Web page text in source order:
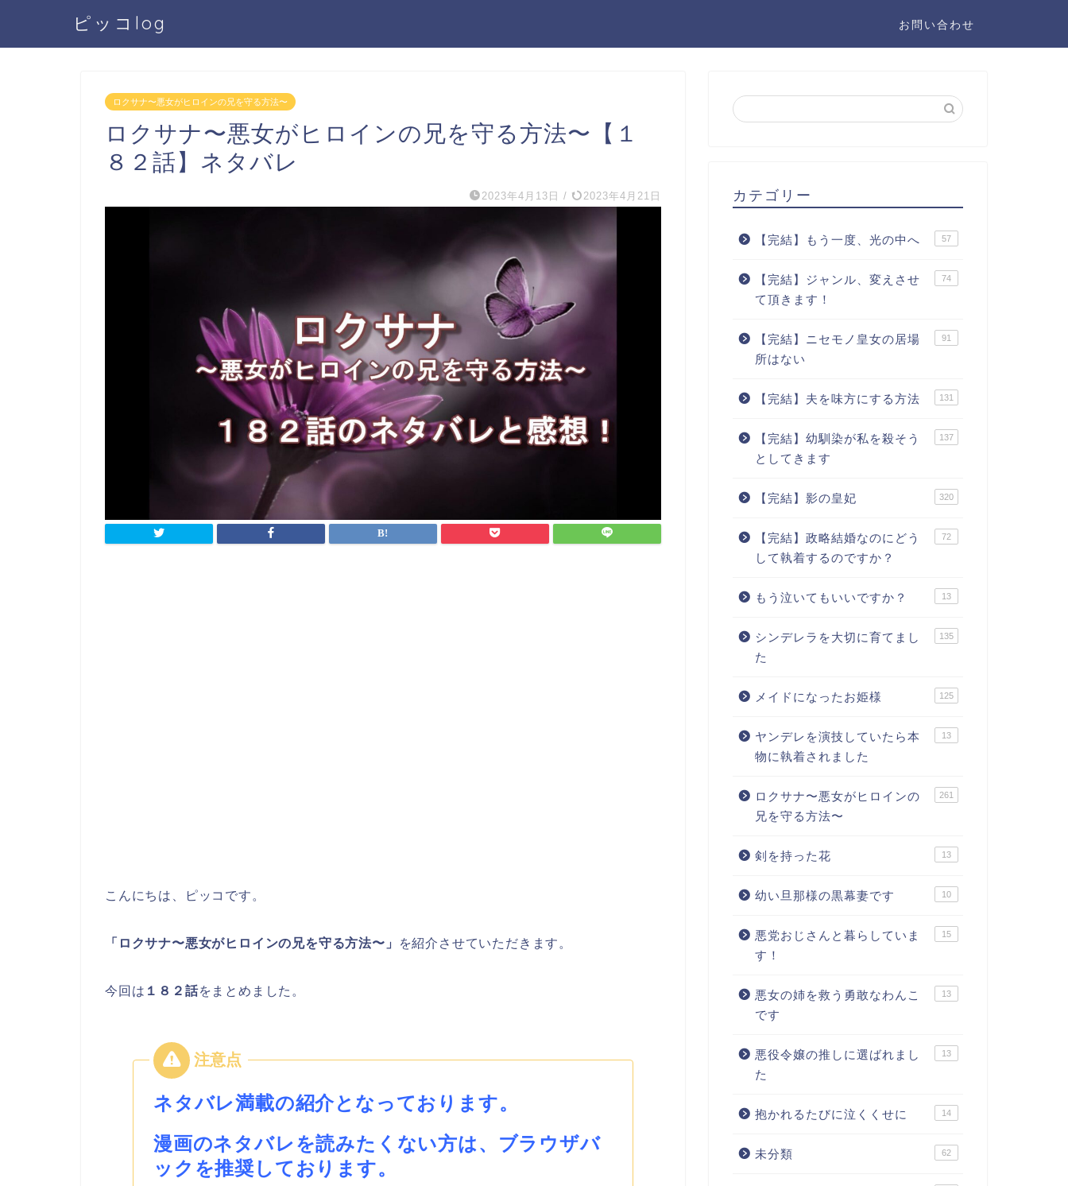
ピッコlog お問い合わせ
ロクサナ〜悪女がヒロインの兄を守る方法〜
ロクサナ〜悪女がヒロインの兄を守る方法〜【１
８２話】ネタバレ
2023年4月13日 / 2023年4月21日
こんにちは、ピッコです。
「ロクサナ〜悪女がヒロインの兄を守る方法〜」 を紹介させていただきます。
今回は １８２ 話をまとめました。
ネタバレ満載の紹介となっております。
漫画のネタバレを読みたくない方は、ブラウザバ
ックを推奨しております。
カテゴリー
【完結】もう一度、光の中へ 57
【完結】ジャンル、変えさせ
て頂きます！
74
【完結】ニセモノ皇女の居場
所はない
91
【完結】夫を味方にする方法 131
【完結】幼馴染が私を殺そう
としてきます
137
【完結】影の皇妃 320
【完結】政略結婚なのにどう
して執着するのですか？
72
もう泣いてもいいですか？ 13
シンデレラを大切に育てまし
た
135
メイドになったお姫様 125
ヤンデレを演技していたら本
物に執着されました
13
ロクサナ〜悪女がヒロインの
兄を守る方法〜
261
剣を持った花 13
幼い旦那様の黒幕妻です 10
悪党おじさんと暮らしていま
す！
15
悪女の姉を救う勇敢なわんこ
です
13
悪役令嬢の推しに選ばれまし
た
13
抱かれるたびに泣くくせに 14
未分類 62